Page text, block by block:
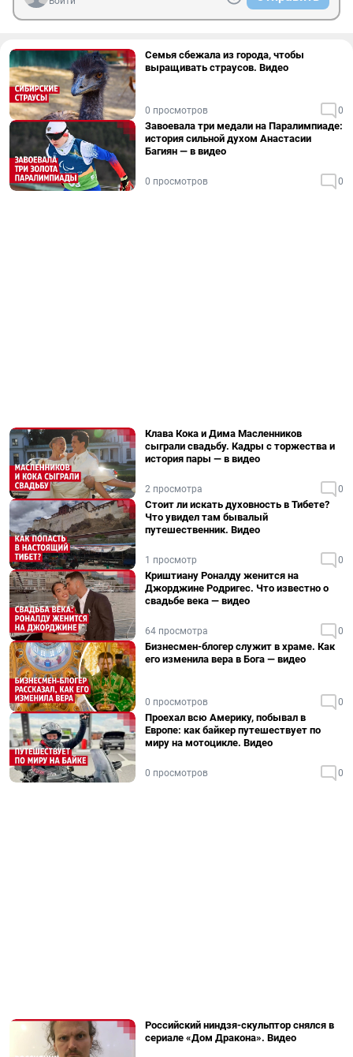
Семья сбежала из города, чтобы
выращивать страусов. Видео
0 просмотров 0
Завоевала три медали на Паралимпиаде:
история сильной духом Анастасии
Багиян — в видео
0 просмотров 0
Клава Кока и Дима Масленников
сыграли свадьбу. Кадры с торжества и
история пары — в видео
2 просмотра 0
Стоит ли искать духовность в Тибете?
Что увидел там бывалый
путешественник. Видео
1 просмотр 0
Криштиану Роналду женится на
Джорджине Родригес. Что известно о
свадьбе века — видео
64 просмотра 0
Бизнесмен-блогер служит в храме. Как
его изменила вера в Бога — видео
0 просмотров 0
Проехал всю Америку, побывал в
Европе: как байкер путешествует по
миру на мотоцикле. Видео
0 просмотров 0
Российский ниндзя-скульптор снялся в
сериале «Дом Дракона». Видео